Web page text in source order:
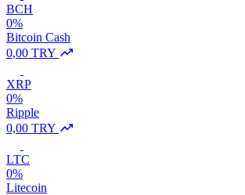
BCH
0%
Bitcoin Cash
0,00 TRY
XRP
0%
Ripple
0,00 TRY
LTC
0%
Litecoin